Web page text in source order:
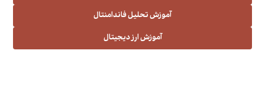
آموزش ارز دیجیتال
آموزش تحلیل فاندامنتال